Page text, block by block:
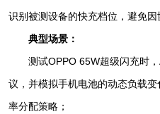
识别被测设备的快充档位，避免因
典型场景：
测试OPPO 65W超级闪充时
议，并模拟手机电池的动态负载
率分配策略；